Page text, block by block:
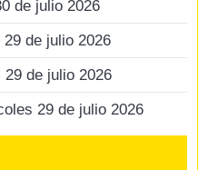
de julio 2026
de julio 2026
de julio 2026
29 de julio 2026